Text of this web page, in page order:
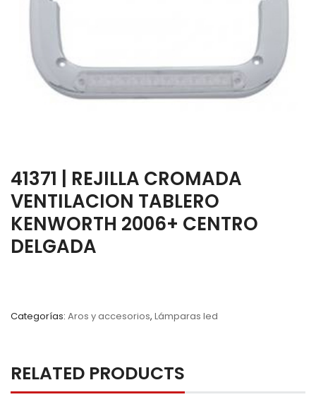
41371 | REJILLA CROMADA
VENTILACION TABLERO
KENWORTH 2006+ CENTRO
DELGADA
Categorías: Aros y accesorios, Lámparas led
RELATED PRODUCTS